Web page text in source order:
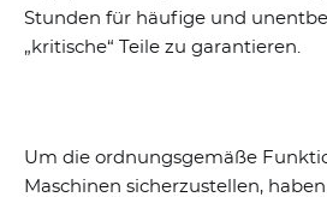
Stunden für häufige und
„kritische“ Teile zu garantieren.
Um die ordnungsgemäße
Maschinen sicherzustellen,